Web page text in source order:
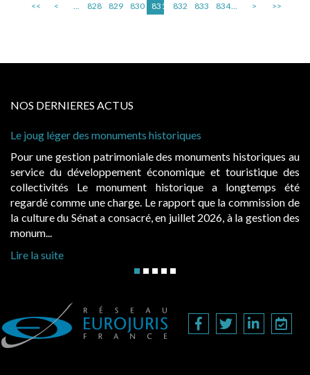
<< < ... 828 829 830 831 832 833 834... > >>
NOS DERNIERES ACTUS
Le joug léger des monuments historiques
Pour une gestion patrimoniale des monuments historiques au
service du développement économique et touristique des
collectivités Le monument historique a longtemps été
regardé comme une charge. Le rapport que la commission de
la culture du Sénat a consacré, en juillet 2026, à la gestion des
monum...
Lire la suite